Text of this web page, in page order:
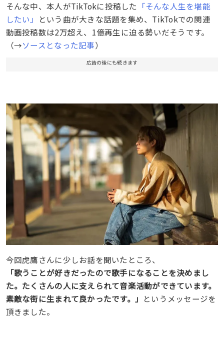
そんな中、本人がTikTokに投稿した 「そんな人生を堪能
したい」
という曲が大きな話題を集め、TikTokでの関連
動画投稿数は2万超え、1億再生に迫る勢いだそうです。
（→ソースとなった記事）
広告の後にも続きます
今回虎鷹さんに少しお話を聞いたところ、
「歌うことが好きだったので歌手になることを決めまし
た。たくさんの人に支えられて音楽活動ができています。
素敵な街に生まれて良かったです。」 というメッセージを
頂きました。